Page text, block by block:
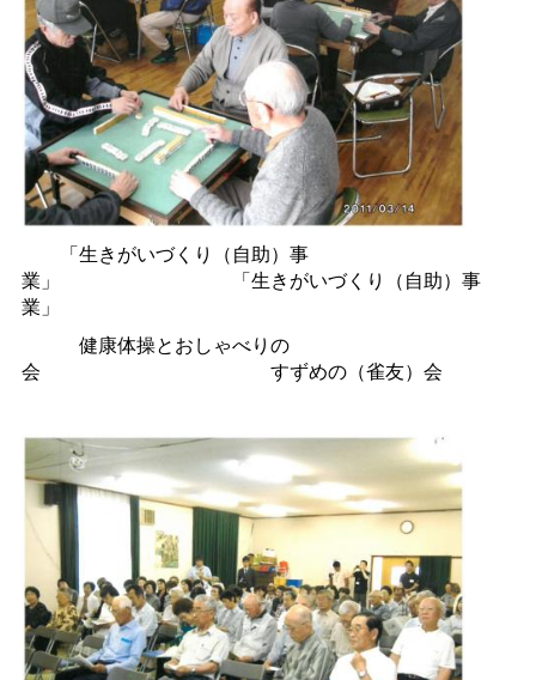
「生きがいづくり（自助）事
業」
「生きがいづくり（自助）事
業」
健康体操とおしゃべりの
会
すずめの（雀友）会